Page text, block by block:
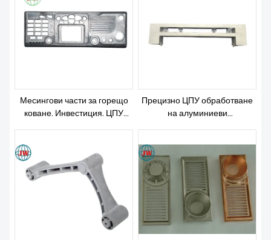
Месингови части за горещо
коване. Инвестиция. ЦПУ
Прецизно ЦПУ обработване
на алуминиеви